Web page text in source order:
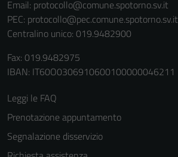
Email: protocollo@comune.spotorno.sv.it
PEC: protocollo@pec.comune.spotorno.sv.it
Centralino unico: 019.9482900
Fax: 019.9482975
IBAN: IT60O0306910600100000046211
Leggi le FAQ
Prenotazione appuntamento
Segnalazione disservizio